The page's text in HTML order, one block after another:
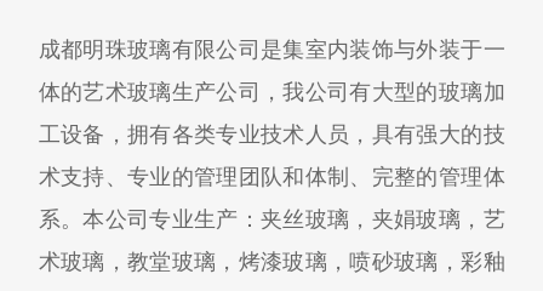
成都明珠玻璃有限公司是集室内装饰与外装于一
体的艺术玻璃生产公司，我公司有大型的玻璃加
工设备，拥有各类专业技术人员，具有强大的技
术支持、专业的管理团队和体制、完整的管理体
系。本公司专业生产：夹丝玻璃，夹娟玻璃，艺
术玻璃，教堂玻璃，烤漆玻璃，喷砂玻璃，彩釉